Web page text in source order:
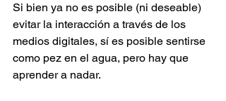
Si bien ya no es posible (ni deseable)
evitar la interacción a través de los
medios digitales, sí es posible sentirse
como pez en el agua, pero hay que
aprender a nadar.